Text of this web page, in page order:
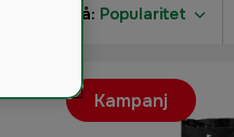
Sortera på: Popularitet
Kampanj